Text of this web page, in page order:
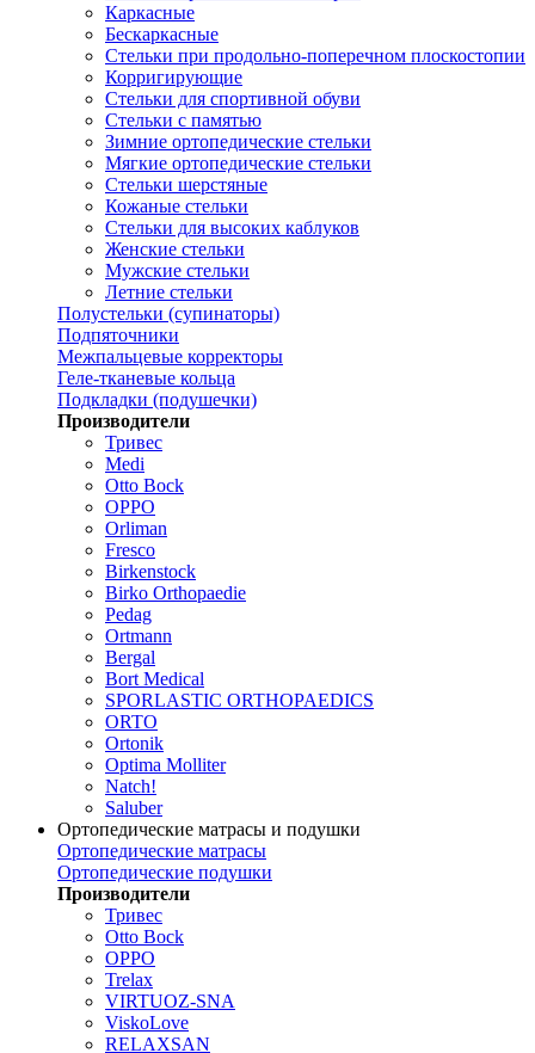
Каркасные
Бескаркасные
Стельки при продольно-поперечном плоскостопии
Корригирующие
Стельки для спортивной обуви
Стельки с памятью
Зимние ортопедические стельки
Мягкие ортопедические стельки
Стельки шерстяные
Кожаные стельки
Стельки для высоких каблуков
Женские стельки
Мужские стельки
Летние стельки
Полустельки (супинаторы)
Подпяточники
Межпальцевые корректоры
Геле-тканевые кольца
Подкладки (подушечки)
Производители
Тривес
Medi
Otto Bock
OPPO
Orliman
Fresco
Birkenstock
Birko Orthopaedie
Pedag
Ortmann
Bergal
Bort Medical
SPORLASTIC ORTHOPAEDICS
ORTO
Ortonik
Optima Molliter
Natch!
Saluber
Ортопедические матрасы и подушки
Ортопедические матрасы
Ортопедические подушки
Производители
Тривес
Otto Bock
OPPO
Trelax
VIRTUOZ-SNA
ViskoLove
RELAXSAN